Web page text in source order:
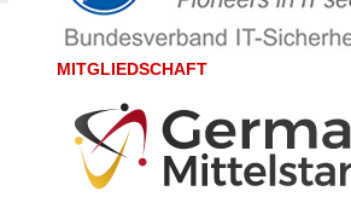
MITGLIEDSCHAFT